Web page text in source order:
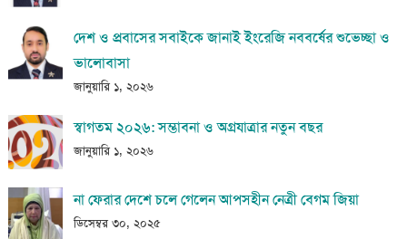
দেশ ও প্রবাসের সবাইকে জানাই ইংরেজি নববর্ষের শুভেচ্ছা ও
ভালোবাসা
জানুয়ারি ১, ২০২৬
স্বাগতম ২০২৬: সম্ভাবনা ও অগ্রযাত্রার নতুন বছর
জানুয়ারি ১, ২০২৬
না ফেরার দেশে চলে গেলেন আপসহীন নেত্রী বেগম জিয়া
ডিসেম্বর ৩০, ২০২৫